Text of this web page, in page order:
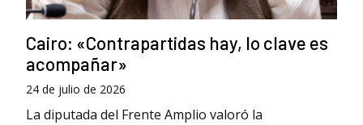
Cairo: «Contrapartidas hay, lo clave es
acompañar»
24 de julio de 2026
La diputada del Frente Amplio valoró la